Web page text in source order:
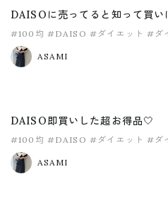
DAISOに売ってると知って買い
#100均 #DAISO #ダイエット #ダ
ASAMI
DAISO即買いした超お得品🤍
#100均 #DAISO #ダイエット #ダ
ASAMI